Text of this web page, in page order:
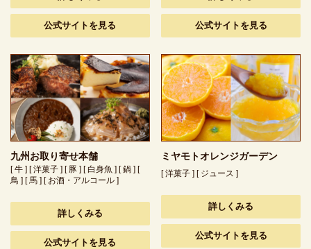
公式サイトを見る 公式サイトを見る
九州お取り寄せ本舗
[ 牛 ] [ 洋菓子 ] [ 豚 ] [ 白身魚 ] [ 鍋 ] [
鳥 ] [ 馬 ] [ お酒・アルコール ]
詳しくみる
公式サイトを見る
ミヤモトオレンジガーデン
[ 洋菓子 ] [ ジュース ]
詳しくみる
公式サイトを見る